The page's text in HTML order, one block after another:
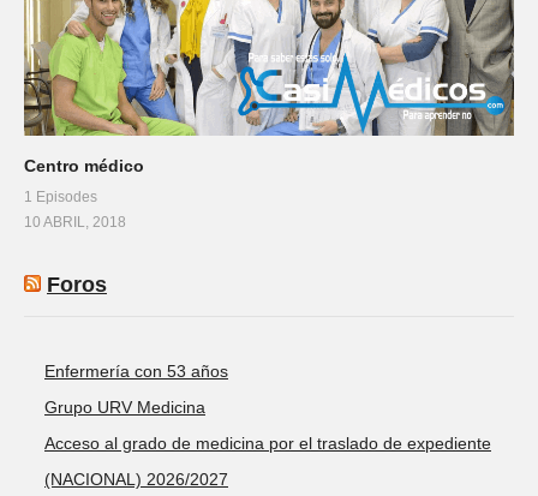
Centro médico
1 Episodes
10 ABRIL, 2018
Foros
Enfermería con 53 años
Grupo URV Medicina
Acceso al grado de medicina por el traslado de expediente
(NACIONAL) 2026/2027